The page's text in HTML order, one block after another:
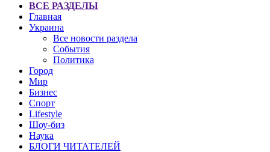
ВСЕ РАЗДЕЛЫ
Главная
Украина
Все новости раздела
События
Политика
Город
Мир
Бизнес
Спорт
Lifestyle
Шоу-биз
Наука
БЛОГИ ЧИТАТЕЛЕЙ